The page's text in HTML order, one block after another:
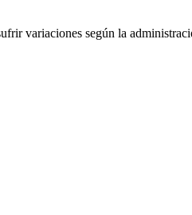
variaciones según la